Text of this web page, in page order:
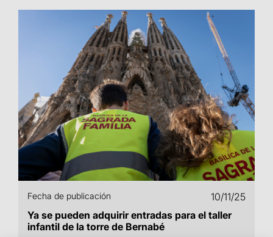
Fecha de publicación
10/11/25
Ya se pueden adquirir entradas para el taller
infantil de la torre de Bernabé